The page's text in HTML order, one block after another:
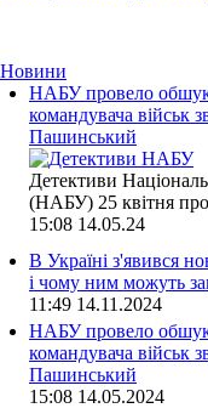
Новини
НАБУ провело
командувача військ
Пашинський
Детективи
(НАБУ) 25 квітня
15:08 14.05.24
В Україні з'явився
і чому ним можуть
11:49 14.11.2024
НАБУ провело
командувача військ
Пашинський
15:08 14.05.2024